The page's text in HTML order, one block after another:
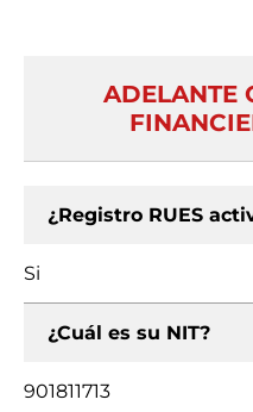
ADELANTE
¿Registro RUES
Si
¿Cuál es su NIT?
901811713